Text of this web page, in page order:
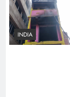
INDIA